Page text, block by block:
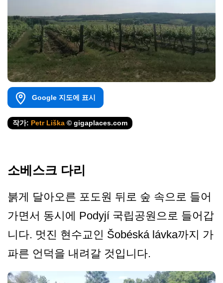
Google 지도에 표시
작가: Petr Liška © gigaplaces.com
소베스크 다리
붉게 달아오른 포도원 뒤로 숲 속으로 들어
가면서 동시에 Podyjí 국립공원으로 들어갑
니다. 멋진 현수교인 Šobéská lávka까지 가
파른 언덕을 내려갈 것입니다.